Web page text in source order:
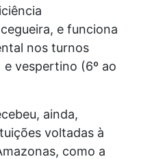
e funciona
nos turnos
e vespertino (6º ao
ainda,
voltadas à
como a